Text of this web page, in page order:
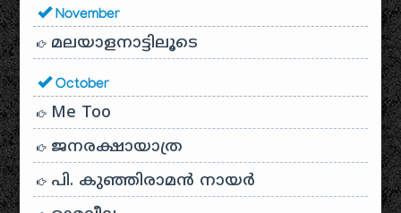
November
മലയാളനാട്ടിലൂടെ
October
Me Too
ജനരക്ഷായാത്ര
പി. കുഞ്ഞിരാമൻ നായർ